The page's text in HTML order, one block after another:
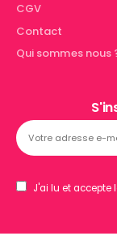
CGV
Contact
Qui sommes nous
J'ai lu et accepte